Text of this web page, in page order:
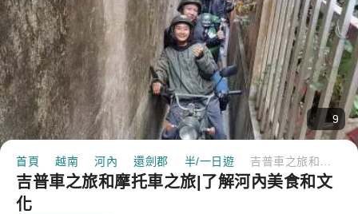
9
首頁 越南 河內 還劍郡 半/一日遊
吉普車之旅和摩托車之旅|了解河內美食和文
化